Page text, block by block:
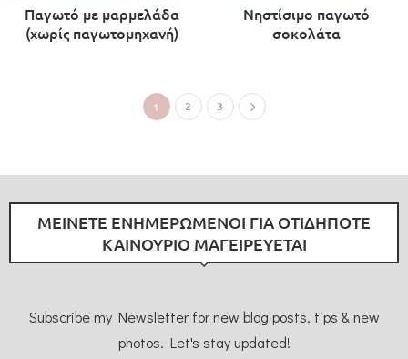
Παγωτό με μαρμελάδα
(χωρίς παγωτομηχανή)
Νηστίσιμο παγωτό
σοκολάτα
1 2 3
ΜΕΙΝΕΤΕ ΕΝΗΜΕΡΩΜΕΝΟΙ ΓΙΑ ΟΤΙΔΗΠΟΤΕ
ΚΑΙΝΟΥΡΙΟ ΜΑΓΕΙΡΕΥΕΤΑΙ
Subscribe my Newsletter for new blog posts, tips & new
photos. Let's stay updated!